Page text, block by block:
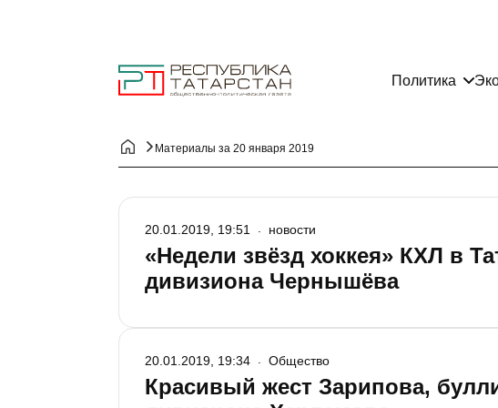
Политика
Материалы за 20 января 2019
«Недели звёзд хоккея» КХЛ в
дивизиона Чернышёва
20.01.2019, 19:51 новости
Красивый жест Зарипова,
20.01.2019, 19:34 Общество